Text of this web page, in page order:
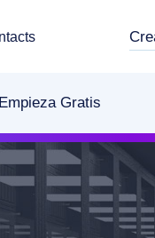
Empieza Gratis